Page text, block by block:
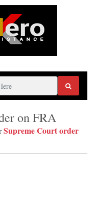
on FRA
Supreme Court order